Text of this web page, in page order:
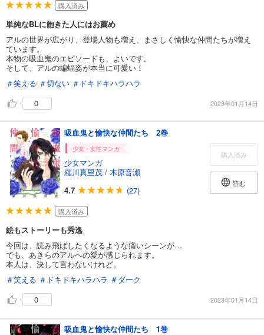
購入済み
単純なBLに飽きた人にはお薦め
アルの世界が広がり、登場人物も増え、まさしく愉快な仲間たちが増え
ています。
本物の吸血鬼のエピソードも、よいです。
そして、アルの蝙蝠姿が本当に可愛い！
＃笑える ＃切ない ＃ドキドキハラハラ
0
2023年01月14日
吸血鬼と愉快な仲間たち 2巻
少女・女性マンガ
少女マンガ
羅川真里茂 / 木原音瀬
4.7
(27)
購入済み
読む
購入済み
絵もストーリーも秀逸
今回は、読み飛ばしたくなるような痛いシーンが…
でも、あきらのアルへの愛が感じられます。
本人は、決して言わないけれど。
＃笑える ＃ドキドキハラハラ ＃ダーク
0
2023年01月14日
吸血鬼と愉快な仲間たち 1巻